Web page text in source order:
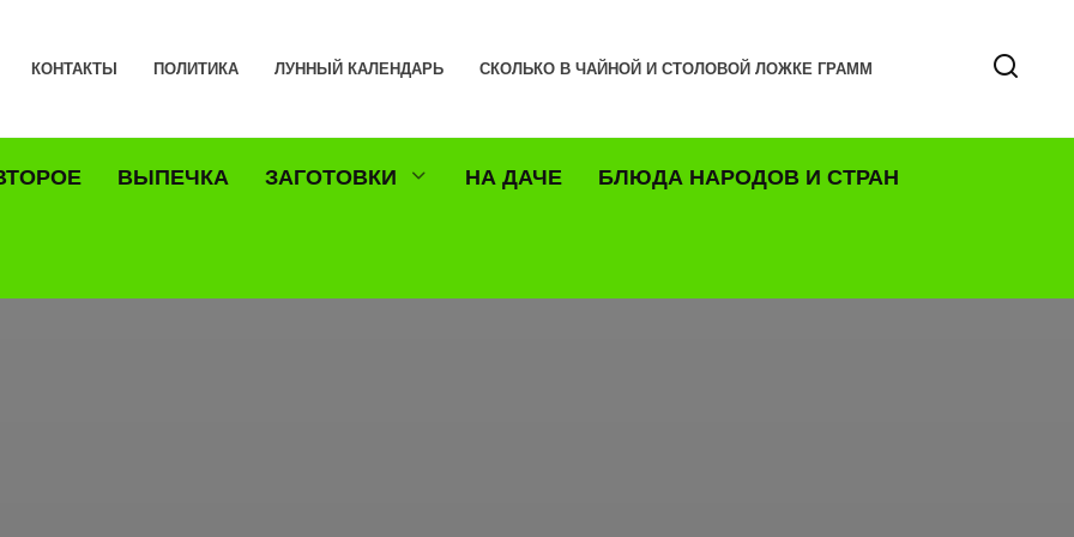
КОНТАКТЫ ПОЛИТИКА ЛУННЫЙ КАЛЕНДАРЬ СКОЛЬКО В ЧАЙНОЙ И СТОЛОВОЙ ЛОЖКЕ ГРАММ
ВЫПЕЧКА ЗАГОТОВКИ НА ДАЧЕ БЛЮДА НАРОДОВ И СТРАН